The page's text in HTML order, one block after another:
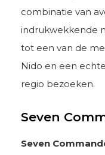
combinatie van
indrukwekkende
tot een van de
Nido en een
regio bezoeken.
Seven
Seven